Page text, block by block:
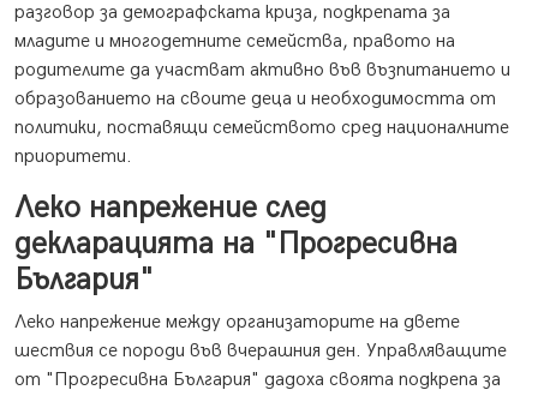
разговор за демографската криза, подкрепата за
младите и многодетните семейства, правото на
родителите да участват активно във възпитанието и
образованието на своите деца и необходимостта от
политики, поставящи семейството сред националните
приоритети.
Леко напрежение след
декларацията на "Прогресивна
България"
Леко напрежение между организаторите на двете
шествия се породи във вчерашния ден. Управляващите
от "Прогресивна България" дадоха своята подкрепа за